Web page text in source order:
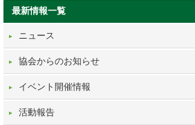
最新情報一覧
ニュース
協会からのお知らせ
イベント開催情報
活動報告